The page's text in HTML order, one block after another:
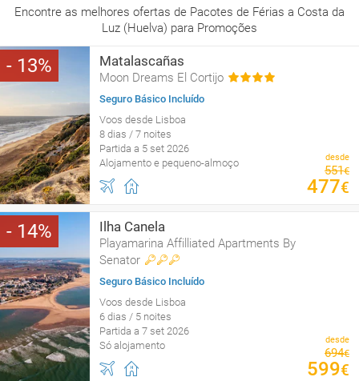
Encontre as melhores ofertas de Pacotes de Férias a Costa da
Luz (Huelva) para Promoções
13 Matalascañas
Moon Dreams El Cortijo
Seguro Básico Incluído
Voos desde Lisboa
8 dias / 7 noites
Partida a 5 set 2026
Alojamento e pequeno-almoço
desde
551€
477€
14 Ilha Canela
Playamarina Affilliated Apartments By
Senator
Seguro Básico Incluído
Voos desde Lisboa
6 dias / 5 noites
Partida a 7 set 2026
Só alojamento
desde
694€
599€